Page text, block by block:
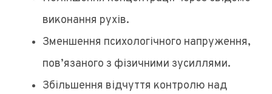
виконання рухів.
Зменшення психологічного напруження,
пов’язаного з фізичними зусиллями.
Збільшення відчуття контролю над